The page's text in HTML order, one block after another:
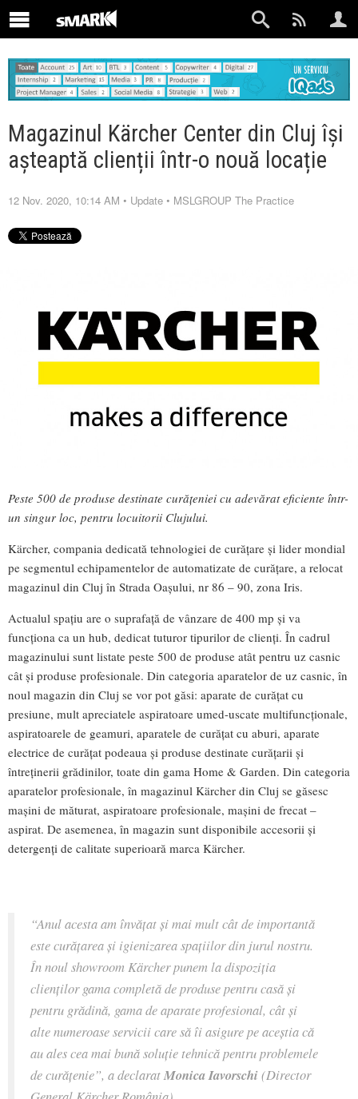
Magazinul Kärcher Center din Cluj își
așteaptă clienții într-o nouă locație
12 Nov. 2020, 10:14 AM • Update • MSLGROUP The Practice
Peste 500 de produse destinate curățeniei cu adevărat eficiente într-
un singur loc, pentru locuitorii Clujului.
Kärcher, compania dedicată tehnologiei de curățare și lider mondial
pe segmentul echipamentelor de automatizate de curățare, a relocat
magazinul din Cluj în Strada Oașului, nr 86 – 90, zona Iris.
Actualul spațiu are o suprafață de vânzare de 400 mp și va
funcționa ca un hub, dedicat tuturor tipurilor de clienți. În cadrul
magazinului sunt listate peste 500 de produse atât pentru uz casnic
cât și produse profesionale. Din categoria aparatelor de uz casnic, în
noul magazin din Cluj se vor pot găsi: aparate de curățat cu
presiune, mult apreciatele aspiratoare umed-uscate multifuncționale,
aspiratoarele de geamuri, aparatele de curățat cu aburi, aparate
electrice de curățat podeaua și produse destinate curățarii și
întreținerii grădinilor, toate din gama Home & Garden. Din categoria
aparatelor profesionale, în magazinul Kärcher din Cluj se găsesc
mașini de măturat, aspiratoare profesionale, mașini de frecat –
aspirat. De asemenea, în magazin sunt disponibile accesorii și
detergenți de calitate superioară marca Kärcher.
“Anul acesta am învățat și mai mult cât de importantă
este curățarea și igienizarea spațiilor din jurul nostru.
În noul showroom Kärcher punem la dispoziția
clienților gama completă de produse pentru casă și
pentru grădină, gama de aparate profesional, cât și
alte numeroase servicii care să îi asigure pe aceștia că
au ales cea mai bună soluție tehnică pentru problemele
de curățenie”, a declaratMonica Iavorschi (Director